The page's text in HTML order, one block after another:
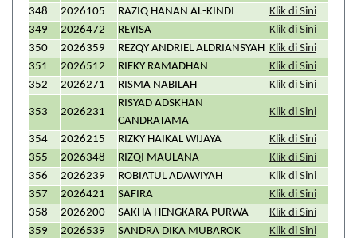
348
2026105 RAZIQ HANAN AL-KINDI
Klik di Sini
349
2026472 REYISA
Klik di Sini
350
2026359 REZQY ANDRIEL ALDRIANSYAH Klik di Sini
351
2026512 RIFKY RAMADHAN
Klik di Sini
352
2026271 RISMA NABILAH Klik di Sini
353 2026231
RISYAD ADSKHAN
CANDRATAMA
Klik di Sini
354 2026215 RIZKY HAIKAL WIJAYA
Klik di Sini
355
2026348 RIZQI MAULANA
Klik di Sini
356
2026239 ROBIATUL ADAWIYAH
Klik di Sini
357
2026421 SAFIRA
Klik di Sini
358
2026200 SAKHA HENGKARA PURWA
Klik di Sini
359
2026539 SANDRA DIKA MUBAROK
Klik di Sini